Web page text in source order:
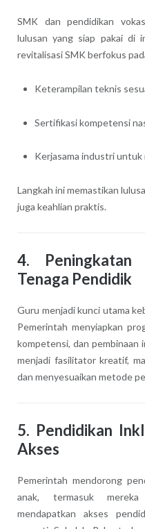
SMK dan pendidikan
lulusan yang siap pakai di
revitalisasi SMK berfokus
Keterampilan teknis
Sertifikasi kompetensi
Kerjasama industri
Langkah ini memastikan
juga keahlian praktis.
4.
Tenaga Pendidik
Guru menjadi kunci utama
Pemerintah menyiapkan
kompetensi, dan pembinaan
menjadi fasilitator kreatif,
dan menyesuaikan metode
5. Pendidikan
Akses
Pemerintah mendorong
anak, termasuk
mendapatkan akses